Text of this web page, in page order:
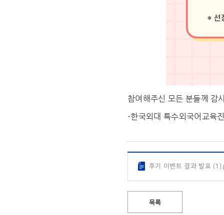
참여해주신 모든 분들께 감
-한국외대 특수외국어교육
후기 이벤트 결과 발표
목록